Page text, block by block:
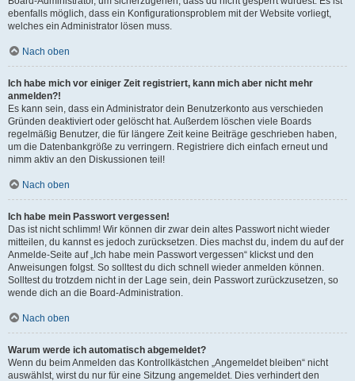
ebenfalls möglich, dass ein Konfigurationsproblem mit der Website vorliegt,
welches ein Administrator lösen muss.
Nach oben
Ich habe mich vor einiger Zeit registriert, kann mich aber nicht mehr
anmelden?!
Es kann sein, dass ein Administrator dein Benutzerkonto aus verschieden
Gründen deaktiviert oder gelöscht hat. Außerdem löschen viele Boards
regelmäßig Benutzer, die für längere Zeit keine Beiträge geschrieben haben,
um die Datenbankgröße zu verringern. Registriere dich einfach erneut und
nimm aktiv an den Diskussionen teil!
Nach oben
Ich habe mein Passwort vergessen!
Das ist nicht schlimm! Wir können dir zwar dein altes Passwort nicht wieder
mitteilen, du kannst es jedoch zurücksetzen. Dies machst du, indem du auf der
Anmelde-Seite auf „Ich habe mein Passwort vergessen“ klickst und den
Anweisungen folgst. So solltest du dich schnell wieder anmelden können.
Solltest du trotzdem nicht in der Lage sein, dein Passwort zurückzusetzen, so
wende dich an die Board-Administration.
Nach oben
Warum werde ich automatisch abgemeldet?
Wenn du beim Anmelden das Kontrollkästchen „Angemeldet bleiben“ nicht
auswählst, wirst du nur für eine Sitzung angemeldet. Dies verhindert den